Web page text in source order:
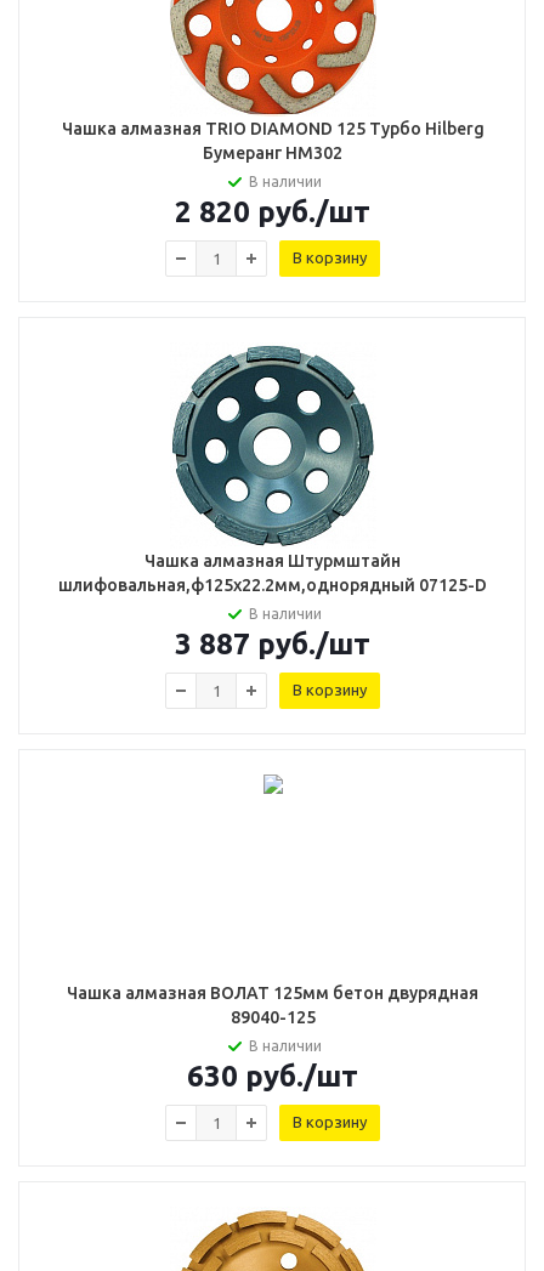
Чашка алмазная TRIO DIAMOND 125 Турбо Hilberg
Бумеранг HM302
В наличии
2 820 руб./шт
В корзину
Чашка алмазная Штурмштайн
шлифовальная,ф125х22.2мм,однорядный 07125-D
В наличии
3 887 руб./шт
В корзину
Чашка алмазная ВОЛАТ 125мм бетон двурядная
89040-125
В наличии
630 руб./шт
В корзину